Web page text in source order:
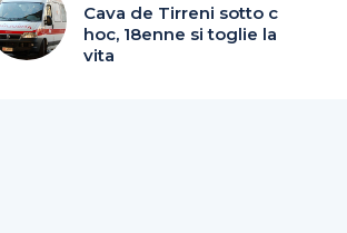
Cava de Tirreni sotto c
hoc, 18enne si toglie la
vita